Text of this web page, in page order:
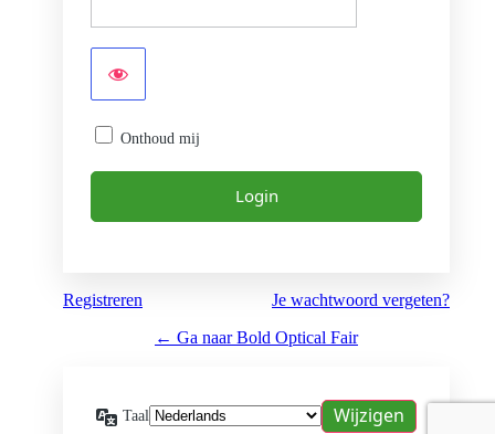
Onthoud mij
Registreren
Je wachtwoord vergeten?
← Ga naar Bold Optical Fair
Taal